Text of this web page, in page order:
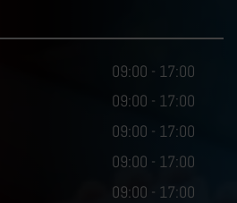
09:00 - 17:00
09:00 - 17:00
09:00 - 17:00
09:00 - 17:00
09:00 - 17:00